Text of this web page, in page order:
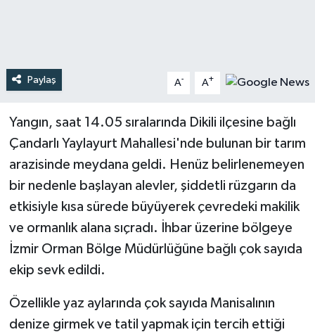
Paylaş A- A+
Yangın, saat 14.05 sıralarında Dikili ilçesine bağlı
Çandarlı Yaylayurt Mahallesi'nde bulunan bir tarım
arazisinde meydana geldi. Henüz belirlenemeyen
bir nedenle başlayan alevler, şiddetli rüzgarın da
etkisiyle kısa sürede büyüyerek çevredeki makilik
ve ormanlık alana sıçradı. İhbar üzerine bölgeye
İzmir Orman Bölge Müdürlüğüne bağlı çok sayıda
ekip sevk edildi.
Özellikle yaz aylarında çok sayıda Manisalının
denize girmek ve tatil yapmak için tercih ettiği